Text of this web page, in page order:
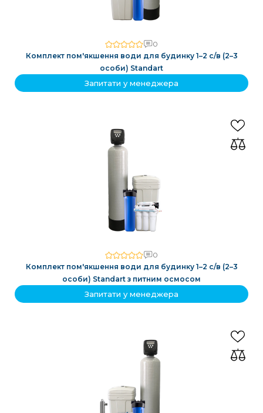
0
Комплект пом'якшення води для будинку 1–2 с/в (2–3
особи) Standart
Запитати у менеджера
0
Комплект пом'якшення води для будинку 1–2 с/в (2–3
особи) Standart з питним осмосом
Запитати у менеджера